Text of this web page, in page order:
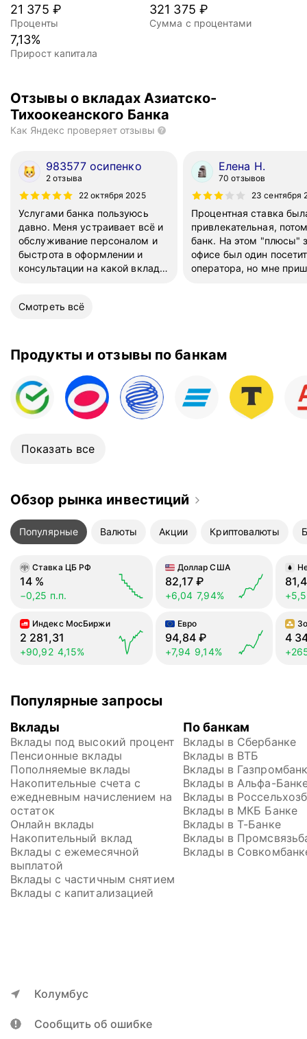
Проценты
21375
21 375 ₽
Сумма с процентами
321375
321 375 ₽
Прирост капитала
7,13%
Отзывы о вкладах Азиатско-
Тихоокеанского Банка
Как Яндекс проверяет отзывы
983577 осипенко
2 отзыва
22 октября 2025
Услугами банка пользуюсь
давно. Меня устраивает всё и
обслуживание персоналом и
быстрота в оформлении и
консультации на какой вклад в
уведомление посылают, что
услугами Банка он и
расположен очень удобно
Елена Н.
70 отзывов
23 сентября
Процентная ставка
привлекательная,
банк. На этом "плюсы"
офисе был один
оператора, но мне
неудобное,
в банк вновь
посетителей была я
оператора, но меня
и он меня "вымотал"
больше ходить в офис,
Смотреть всё
Продукты и отзывы по банкам
Показать все
Обзор рынка инвестиций
Популярные Валюты Акции Криптовалюты
Ставка ЦБ РФ
14 %
−0,25 п.п.
Индекс МосБиржи
2 281,31
+90,92 4,15%
Доллар США
82,17₽
+6,04 7,94%
Евро
94,84₽
+7,94 9,14%
4
Популярные запросы
Вклады
Вклады под высокий процент
Пенсионные вклады
Пополняемые вклады
Накопительные счета с
ежедневным начислением на
остаток
Онлайн вклады
Накопительный вклад
Вклады с ежемесячной
выплатой
Вклады с частичным снятием
Вклады с капитализацией
По банкам
Вклады в Сбербанке
Вклады в ВТБ
Вклады в
Вклады в Альфа-
Вклады в
Вклады в МКБ Банке
Вклады в Т-Банке
Вклады в
Вклады в
Колумбус
Сообщить об ошибке